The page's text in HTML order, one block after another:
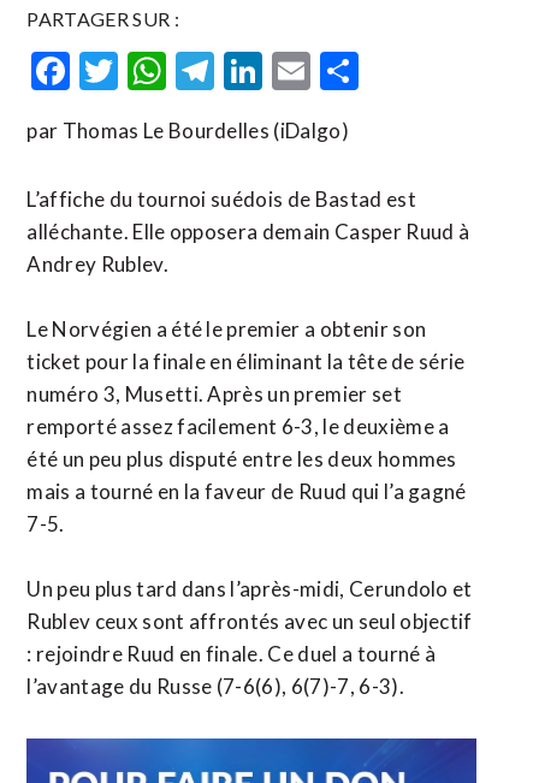
PARTAGER SUR :
Facebook
Twitter
WhatsApp
Telegram
LinkedIn
Email
par Thomas Le Bourdelles (iDalgo)
L’affiche du tournoi suédois de Bastad est
alléchante. Elle opposera demain Casper Ruud à
Andrey Rublev.
Le Norvégien a été le premier a obtenir son
ticket pour la finale en éliminant la tête de série
numéro 3, Musetti. Après un premier set
remporté assez facilement 6-3, le deuxième a
été un peu plus disputé entre les deux hommes
mais a tourné en la faveur de Ruud qui l’a gagné
7-5.
Un peu plus tard dans l’après-midi, Cerundolo et
Rublev ceux sont affrontés avec un seul objectif
: rejoindre Ruud en finale. Ce duel a tourné à
l’avantage du Russe (7-6(6), 6(7)-7, 6-3).